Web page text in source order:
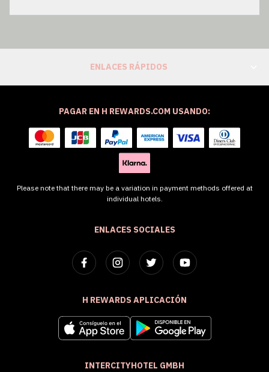
ENLACES RÁPIDOS
ENLACES SOCIALES
H REWARDS APLICACIÓN
INTERCITYHOTEL GMBH
PAGAR EN H REWARDS.COM USANDO:
Please note that there may be a variation in payment methods offered at
individual hotels.